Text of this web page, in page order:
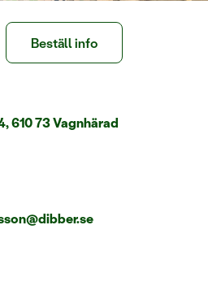
Beställ info
610 73 Vagnhärad